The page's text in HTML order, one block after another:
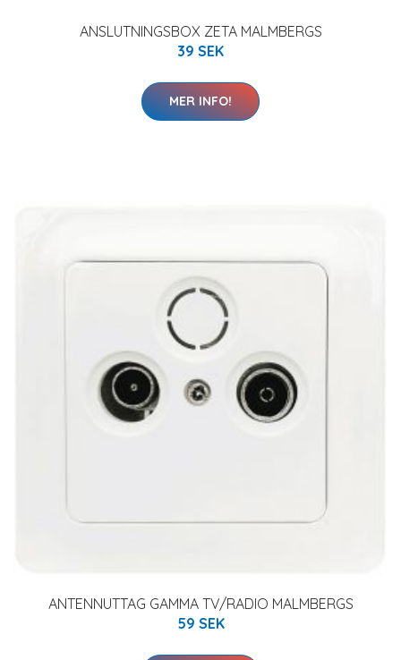
ANSLUTNINGSBOX ZETA MALMBERGS
39 SEK
MER INFO!
ANTENNUTTAG GAMMA TV/RADIO MALMBERGS
59 SEK